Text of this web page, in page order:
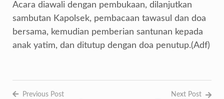
Acara diawali dengan pembukaan, dilanjutkan
sambutan Kapolsek, pembacaan tawasul dan doa
bersama, kemudian pemberian santunan kepada
anak yatim, dan ditutup dengan doa penutup.(Adf)
Previous Post Next Post